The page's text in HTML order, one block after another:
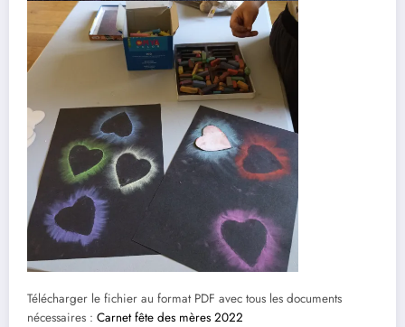
Télécharger le fichier au format PDF avec tous les documents
nécessaires : Carnet fête des mères 2022